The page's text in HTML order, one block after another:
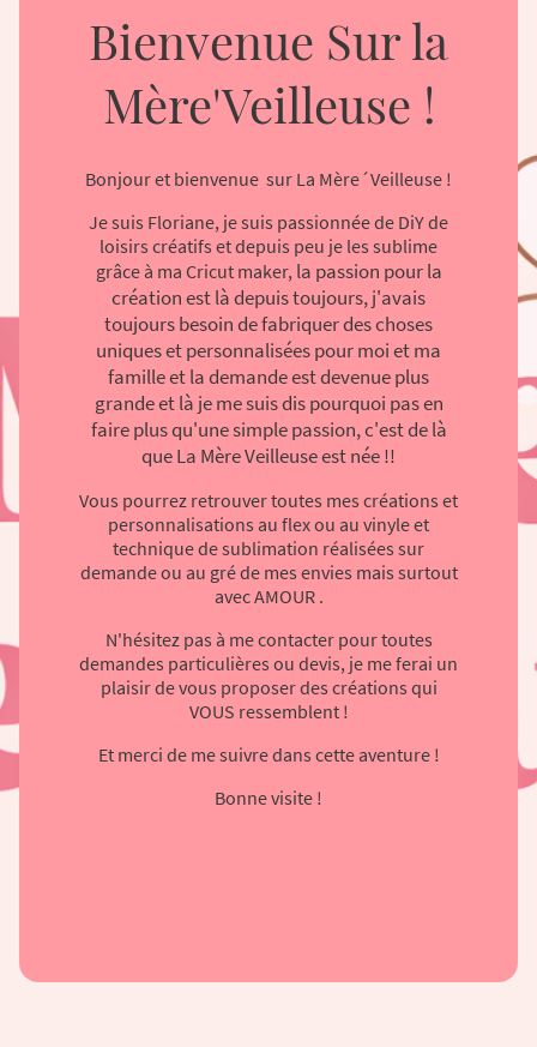
Bienvenue Sur la
Mère'Veilleuse !
Bonjour et bienvenue sur La Mère´Veilleuse !
Je suis Floriane, je suis passionnée de DiY de
loisirs créatifs et depuis peu je les sublime
grâce à ma Cricut maker, la passion pour la
création est là depuis toujours, j'avais
toujours besoin de fabriquer des choses
uniques et personnalisées pour moi et ma
famille et la demande est devenue plus
grande et là je me suis dis pourquoi pas en
faire plus qu'une simple passion, c'est de là
que La Mère Veilleuse est née !!
Vous pourrez retrouver toutes mes créations et
personnalisations au flex ou au vinyle et
technique de sublimation réalisées sur
demande ou au gré de mes envies mais surtout
avec AMOUR .
N'hésitez pas à me contacter pour toutes
demandes particulières ou devis, je me ferai un
plaisir de vous proposer des créations qui
VOUS ressemblent !
Et merci de me suivre dans cette aventure !
Bonne visite !